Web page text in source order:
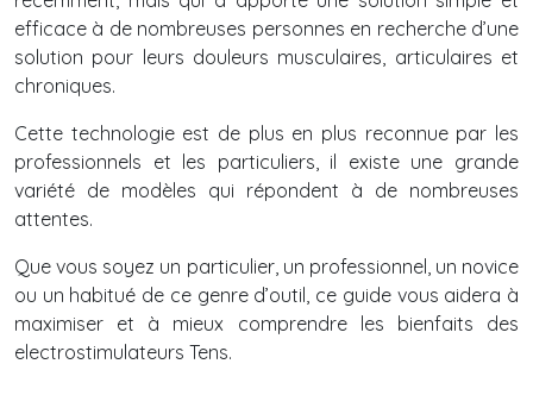
efficace à de nombreuses personnes en recherche d’une
solution pour leurs douleurs musculaires, articulaires et
chroniques.
Cette technologie est de plus en plus reconnue par les
professionnels et les particuliers, il existe une grande
variété de modèles qui répondent à de nombreuses
attentes.
Que vous soyez un particulier, un professionnel, un novice
ou un habitué de ce genre d’outil, ce guide vous aidera à
maximiser et à mieux comprendre les bienfaits des
electrostimulateurs Tens.